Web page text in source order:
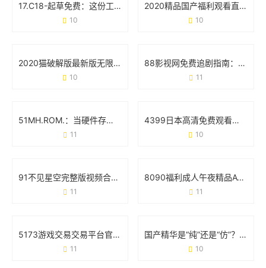
17.C18-起草免费：这份工具如何帮你省下90%的文书时间？
10
2020精品国产福利观看直播：一场属于普通人的快乐革命
10
2020猫破解版最新版无限观看版：这些真相你可能还不知道
10
88影视网免费追剧指南：《大唐荣耀》为何成为古装剧迷的首选？
11
51MH.ROM.：当硬件存储遇上智能生活的化学反应
11
4399日本高清免费观看视频：追剧党的新大陆与避坑指南
10
91不见星空完整版视频合集：从内容特色到使用场景的全面梳理
11
8090福利成人午夜精品AV：深夜内容消费背后的用户需求与行业观察
11
5173游戏交易交易平台官网：玩家必看的交易攻略与安全手册
11
国产精华是“纯”还是“仿”？69个真实用户这样说
10